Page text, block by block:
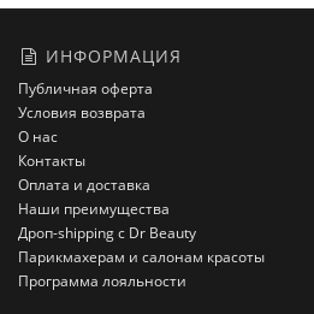
ИНФОРМАЦИЯ
Публичная оферта
Условия возврата
О нас
Контакты
Оплата и доставка
Наши преимущества
Дроп-shipping с Dr Beauty
Парикмахерам и салонам красоты
Программа лояльности